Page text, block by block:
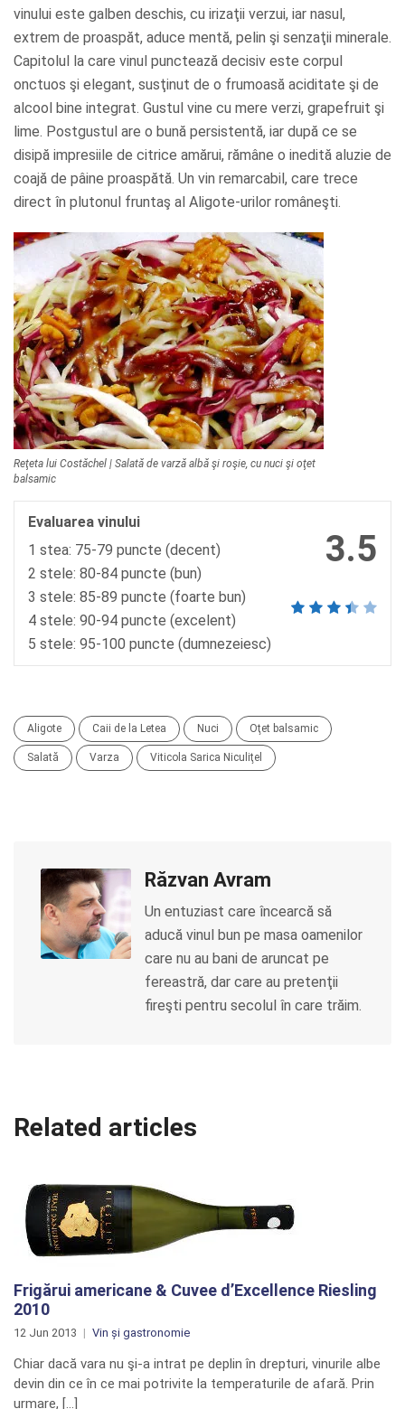
vinului este galben deschis, cu irizaţii verzui, iar nasul,
extrem de proaspăt, aduce mentă, pelin şi senzaţii minerale.
Capitolul la care vinul punctează decisiv este corpul
onctuos şi elegant, susţinut de o frumoasă aciditate şi de
alcool bine integrat. Gustul vine cu mere verzi, grapefruit şi
lime. Postgustul are o bună persistentă, iar după ce se
disipă impresiile de citrice amărui, rămâne o inedită aluzie de
coajă de pâine proaspătă. Un vin remarcabil, care trece
direct în plutonul fruntaş al Aligote-urilor româneşti.
Reţeta lui Costăchel | Salată de varză albă şi roşie, cu nuci şi oţet
balsamic
3.5
Evaluarea vinului
1 stea: 75-79 puncte (decent)
2 stele: 80-84 puncte (bun)
3 stele: 85-89 puncte (foarte bun)
4 stele: 90-94 puncte (excelent)
5 stele: 95-100 puncte (dumnezeiesc)
Aligote Caii de la Letea Nuci Oţet balsamic
Salată Varza Viticola Sarica Niculiţel
Răzvan Avram
Un entuziast care încearcă să
aducă vinul bun pe masa oamenilor
care nu au bani de aruncat pe
fereastră, dar care au pretenţii
fireşti pentru secolul în care trăim.
Related articles
Frigărui americane & Cuvee d’Excellence Riesling
2010
12 Jun 2013 Vin și gastronomie
Chiar dacă vara nu şi-a intrat pe deplin în drepturi, vinurile albe
devin din ce în ce mai potrivite la temperaturile de afară. Prin
urmare, […]